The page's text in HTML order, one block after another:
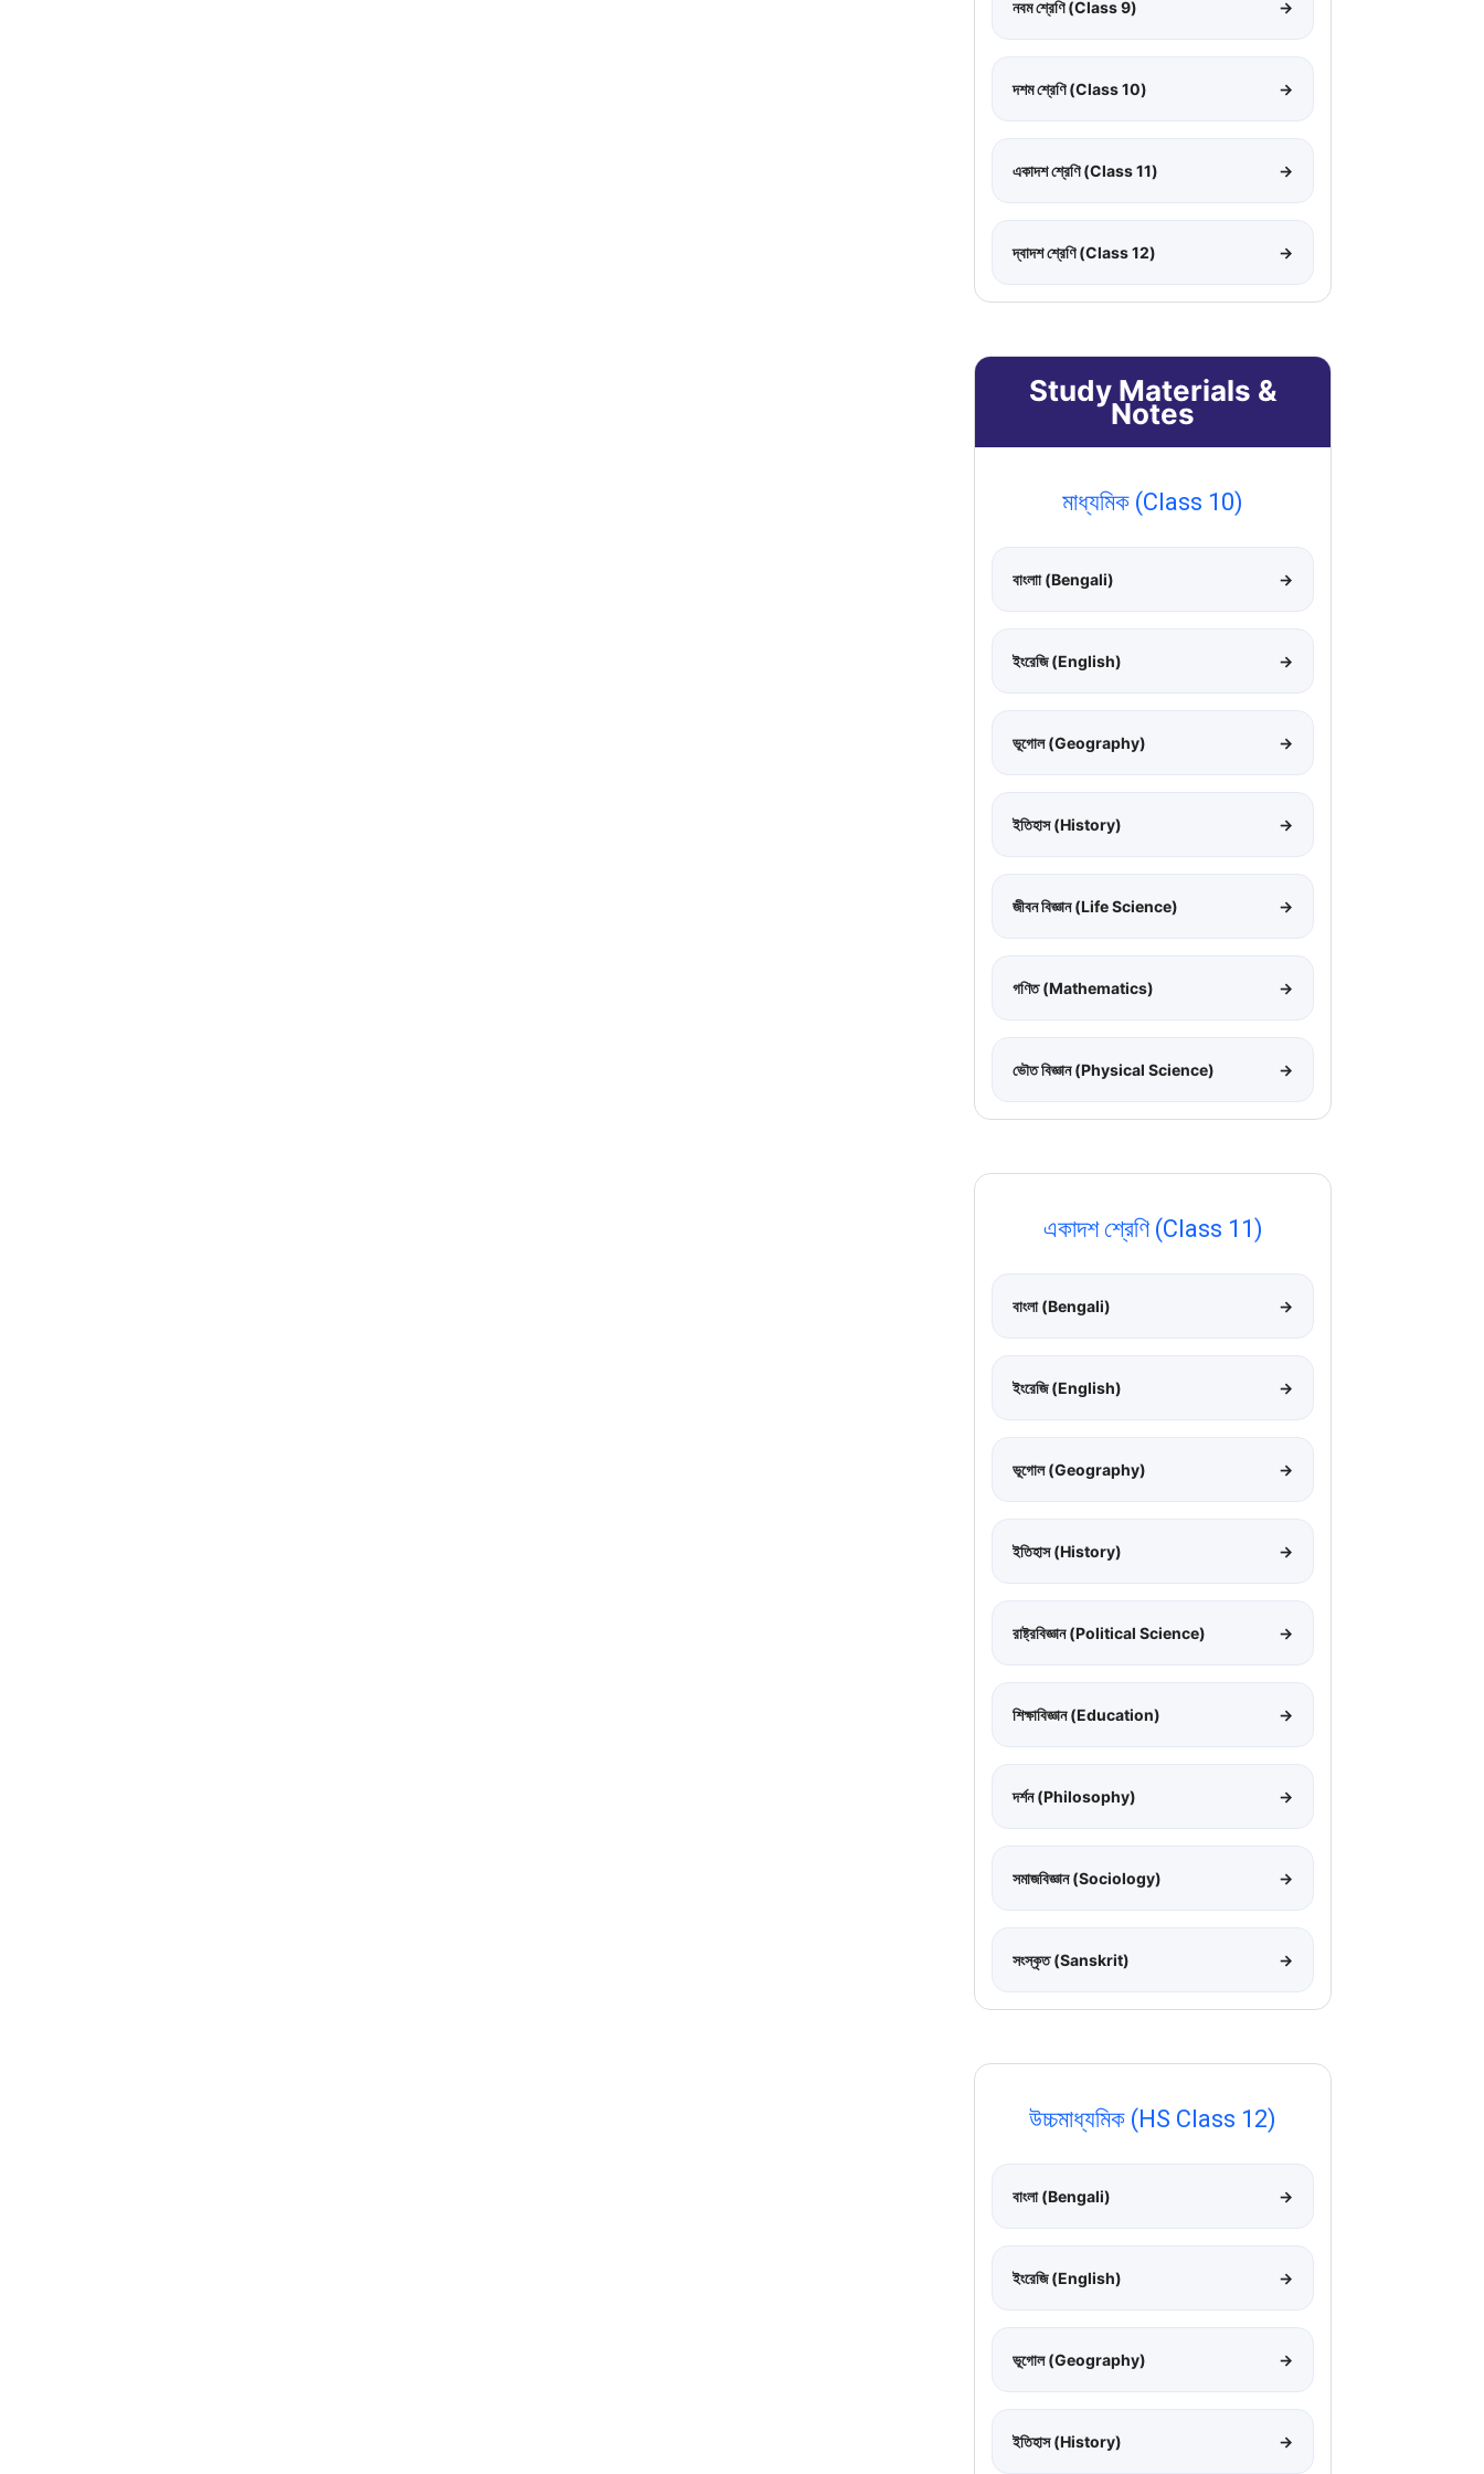
নবম শ্রেণি (Class 9) →
দশম শ্রেণি (Class 10) →
একাদশ শ্রেণি (Class 11) →
দ্বাদশ শ্রেণি (Class 12) →
Study Materials &
Notes
মাধ্যমিক (Class 10)
বাংলাা (Bengali) →
ইংরেজি (English) →
ভূগোল (Geography) →
ইতিহাস (History) →
জীবন বিজ্ঞান (Life Science) →
গণিত (Mathematics) →
ভৌত বিজ্ঞান (Physical Science) →
একাদশ শ্রেণি (Class 11)
বাংলা (Bengali) →
ইংরেজি (English) →
ভূগোল (Geography) →
ইতিহাস (History) →
রাষ্ট্রবিজ্ঞান (Political Science) →
শিক্ষাবিজ্ঞান (Education) →
দর্শন (Philosophy) →
সমাজবিজ্ঞান (Sociology) →
সংস্কৃত (Sanskrit) →
উচ্চমাধ্যমিক (HS Class 12)
বাংলা (Bengali) →
ইংরেজি (English) →
ভূগোল (Geography) →
ইতিহাস (History) →